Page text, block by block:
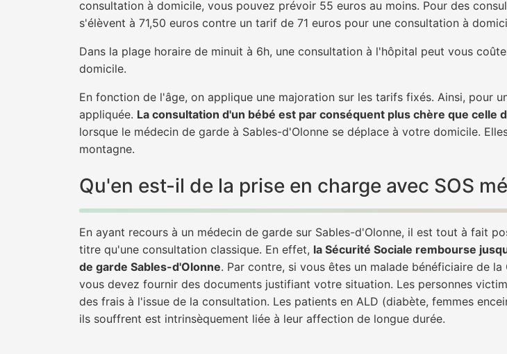
consultation à domicile, vous pouvez prévoir 55 euros au moins. Pour des
s'élèvent à 71,50 euros contre un tarif de 71 euros pour une consultation à
Dans la plage horaire de minuit à 6h, une consultation à l'hôpital peut vous
domicile.
En fonction de l'âge, on applique une majoration sur les tarifs fixés. Ainsi, pour
appliquée. La consultation d'un bébé est par conséquent plus chère que celle
lorsque le médecin de garde à Sables-d'Olonne se déplace à votre domicile.
montagne.
Qu'en est-il de la prise en charge avec SOS
En ayant recours à un médecin de garde sur Sables-d'Olonne, il est tout à fait
titre qu'une consultation classique. En effet, la Sécurité Sociale rembourse
de garde Sables-d'Olonne. Par contre, si vous êtes un malade bénéficiaire de
vous devez fournir des documents justifiant votre situation. Les personnes
des frais à l'issue de la consultation. Les patients en ALD (diabète, femmes
ils souffrent est intrinsèquement liée à leur affection de longue durée.